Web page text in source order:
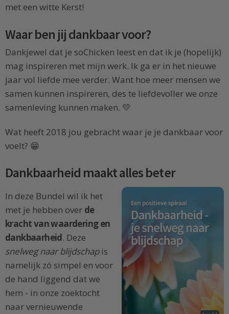
met een witte Kerst!
Waar ben jij dankbaar voor?
Dankjewel dat je soChicken leest en dat ik je (hopelijk)
mag inspireren met mijn werk. Ik ga er in het nieuwe
jaar vol liefde mee verder. Want hoe meer mensen we
samen kunnen inspireren, des te liefdevoller we onze
samenleving kunnen maken. 💛
Wat heeft 2018 jou gebracht waar je je dankbaar voor
voelt? 😁
Dankbaarheid maakt alles beter
In deze Bundel wil ik het
met je hebben over de
kracht van waardering en
dankbaarheid. Deze
snelweg naar blijdschapis
namelijk zó simpel en voor
de hand liggend dat we
hem - in onze zoektocht
naar vernieuwende